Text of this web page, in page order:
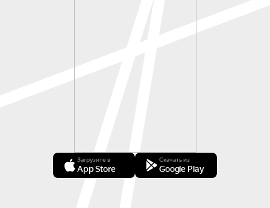
Загрузите в
App Store
Скачать из
Google Play